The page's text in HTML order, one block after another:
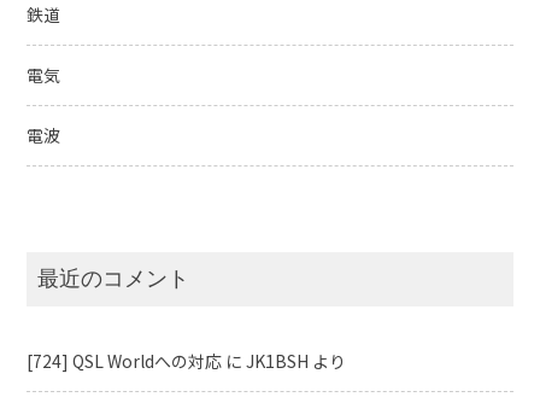
鉄道
電気
電波
最近のコメント
[724] QSL Worldへの対応 にJK1BSH より